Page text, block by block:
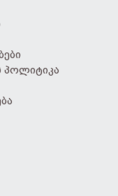
პოლიტიკა